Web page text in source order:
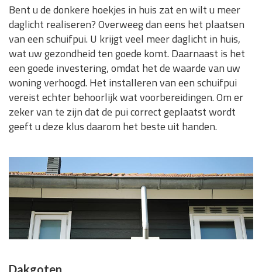
Bent u de donkere hoekjes in huis zat en wilt u meer
daglicht realiseren? Overweeg dan eens het plaatsen
van een schuifpui. U krijgt veel meer daglicht in huis,
wat uw gezondheid ten goede komt. Daarnaast is het
een goede investering, omdat het de waarde van uw
woning verhoogd. Het installeren van een schuifpui
vereist echter behoorlijk wat voorbereidingen. Om er
zeker van te zijn dat de pui correct geplaatst wordt
geeft u deze klus daarom het beste uit handen.
Dakgoten